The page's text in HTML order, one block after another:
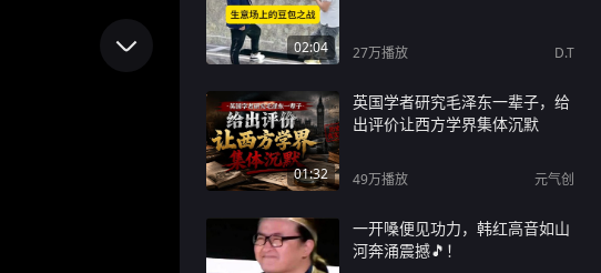
02:04 27万播放 D.T
01:32
英国学者研究毛泽东一辈子，给
出评价让西方学界集体沉默
49万播放 元气创
一开嗓便见功力，韩红高音如山
河奔涌震撼🎵！